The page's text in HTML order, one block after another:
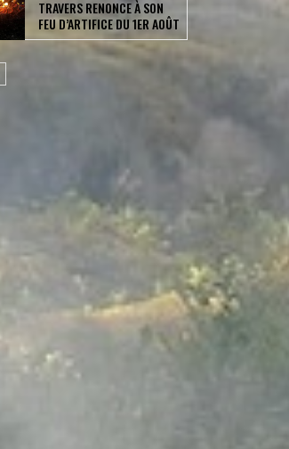
TRAVERS RENONCE À SON
FEU D’ARTIFICE DU 1ER AOÛT